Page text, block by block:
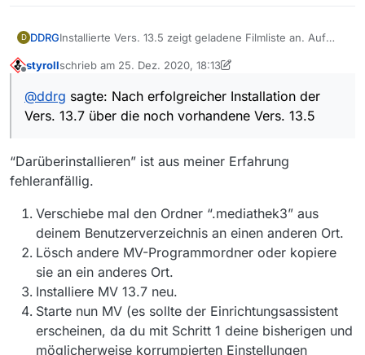
D DDRGInstallierte Vers. 13.5 zeigt geladene Filmliste an. Auf
angezeigter Filmliste. Download oder Abspielen
Nach erfolgreicher Installation der Vers. 13.7 über die
noch vorhandene Vers. 13.5 wird Filmliste geladen aber
styrollschrieb am 25. Dez. 2020, 18:13
zuletzt editiert von styroll
@ddrg sagte: Nach erfolgreicher Installation der
Vers. 13.7 über die noch vorhandene Vers. 13.5
“Darüberinstallieren” ist aus meiner Erfahrung
fehleranfällig.
Verschiebe mal den Ordner “.mediathek3” aus
deinem Benutzerverzeichnis an einen anderen Ort.
Lösch andere MV-Programmordner oder kopiere
sie an ein anderes Ort.
Installiere MV 13.7 neu.
Starte nun MV (es sollte der Einrichtungsassistent
erscheinen, da du mit Schritt 1 deine bisherigen und
möglicherweise korrumpierten Einstellungen